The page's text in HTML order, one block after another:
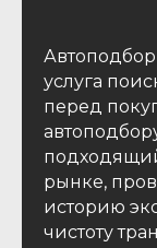
услуга
перед
рынке,
историю
чистоту